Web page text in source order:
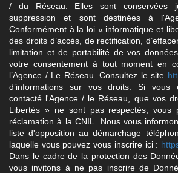
/ du Réseau. Elles sont conservées
suppression et sont destinées à
Conformément à la loi « informatique et
des droits d’accès, de rectification,
limitation et de portabilité de vos
votre consentement à tout moment en
l’Agence / Le Réseau. Consultez le site
d’informations sur vos droits. Si vous
contacté l'Agence / le Réseau, que vos
Libertés » ne sont pas respectés, vous
réclamation à la CNIL. Nous vous
liste d'opposition au démarchage
laquelle vous pouvez vous inscrire ici :
Dans le cadre de la protection des
vous invitons à ne pas inscrire de